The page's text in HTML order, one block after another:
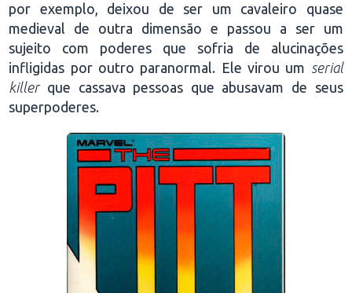
por exemplo, deixou de ser um cavaleiro quase
medieval de outra dimensão e passou a ser um
sujeito com poderes que sofria de alucinações
infligidas por outro paranormal. Ele virou um serial
killerque cassava pessoas que abusavam de seus
superpoderes.